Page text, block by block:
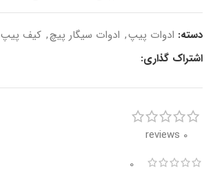
دسته: ادوات پیپ, ادوات سیگار پیچ, کیف پیپ
اشتراک گذاری:
0 reviews
0